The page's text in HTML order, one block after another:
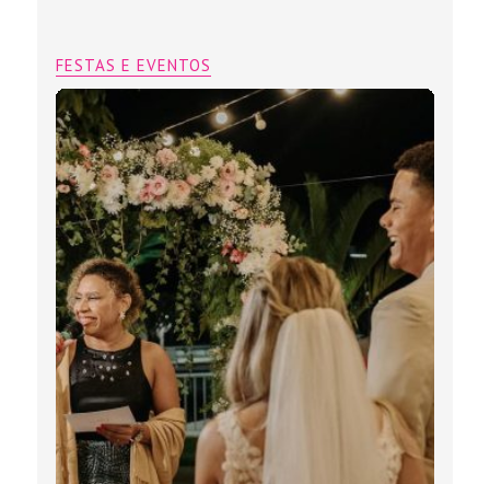
FESTAS E EVENTOS